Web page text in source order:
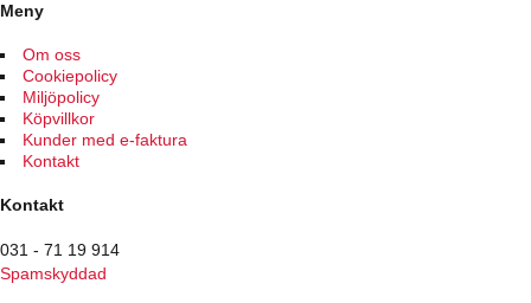
Meny
Om oss
Cookiepolicy
Miljöpolicy
Köpvillkor
Kunder med e-faktura
Kontakt
Kontakt
031 - 71 19 914
Spamskyddad